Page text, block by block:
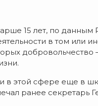
15 лет, по данным
в том или
в этой сфере еще в
ранее секретарь